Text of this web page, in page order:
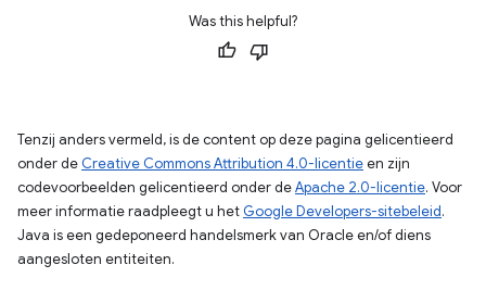
Was this helpful?
Tenzij anders vermeld, is de content op deze pagina gelicentieerd
onder de Creative Commons Attribution 4.0-licentieen zijn
codevoorbeelden gelicentieerd onder deApache 2.0-licentie. Voor
meer informatie raadpleegt u het Google Developers-sitebeleid.
Java is een gedeponeerd handelsmerk van Oracle en/of diens
aangesloten entiteiten.